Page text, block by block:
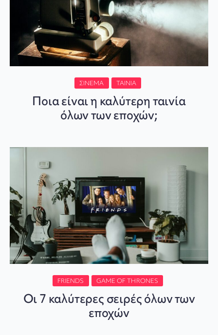
ΣΙΝΕΜΆ ΤΑΙΝΊΑ
Ποια είναι η καλύτερη ταινία
όλων των εποχών;
FRIENDS GAME OF THRONES
Οι 7 καλύτερες σειρές όλων των
εποχών